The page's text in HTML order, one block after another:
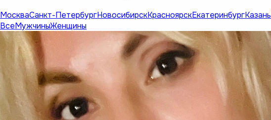
МоскваСанкт-ПетербургНовосибирскКрасноярскЕкатеринбургКазань
ВсеМужчиныЖенщины